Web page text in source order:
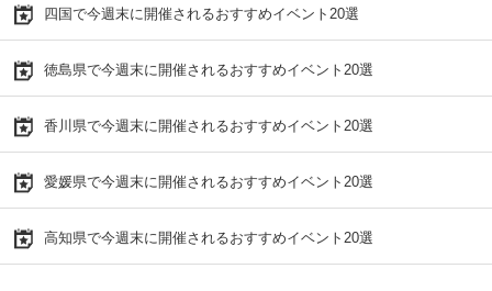
四国で今週末に開催されるおすすめイベント20選
徳島県で今週末に開催されるおすすめイベント20選
香川県で今週末に開催されるおすすめイベント20選
愛媛県で今週末に開催されるおすすめイベント20選
高知県で今週末に開催されるおすすめイベント20選